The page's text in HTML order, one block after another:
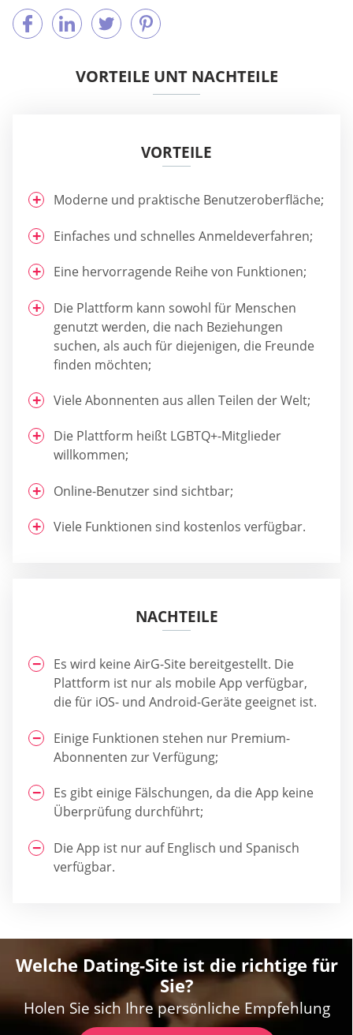
VORTEILE UNT NACHTEILE
VORTEILE
Moderne und praktische Benutzeroberfläche;
Einfaches und schnelles Anmeldeverfahren;
Eine hervorragende Reihe von Funktionen;
Die Plattform kann sowohl für Menschen
genutzt werden, die nach Beziehungen
suchen, als auch für diejenigen, die Freunde
finden möchten;
Viele Abonnenten aus allen Teilen der Welt;
Die Plattform heißt LGBTQ+-Mitglieder
willkommen;
Online-Benutzer sind sichtbar;
Viele Funktionen sind kostenlos verfügbar.
NACHTEILE
Es wird keine AirG-Site bereitgestellt. Die
Plattform ist nur als mobile App verfügbar,
die für iOS- und Android-Geräte geeignet ist.
Einige Funktionen stehen nur Premium-
Abonnenten zur Verfügung;
Es gibt einige Fälschungen, da die App keine
Überprüfung durchführt;
Die App ist nur auf Englisch und Spanisch
verfügbar.
Welche Dating-Site ist die richtige für
Sie?
Holen Sie sich Ihre persönliche Empfehlung